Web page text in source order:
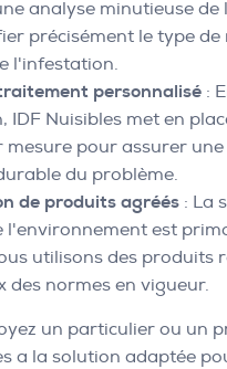
analyse minutieuse de
précisément le type de
l'infestation.
personnalisé :
IDF Nuisibles met en
mesure pour assurer
du problème.
de produits agréés : La
l'environnement est
utilisons des produits
des normes en vigueur.
un particulier ou un
a la solution adaptée